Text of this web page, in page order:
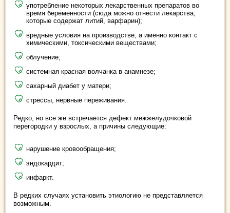
употребление некоторых лекарственных препаратов во
время беременности (сюда можно отнести лекарства,
которые содержат литий, варфарин);
вредные условия на производстве, а именно контакт с
химическими, токсическими веществами;
облучение;
системная красная волчанка в анамнезе;
сахарный диабет у матери;
стрессы, нервные переживания.
Редко, но все же встречается дефект межжелудочковой
перегородки у взрослых, а причины следующие:
нарушение кровообращения;
эндокардит;
инфаркт.
В редких случаях установить этиологию не представляется
возможным.